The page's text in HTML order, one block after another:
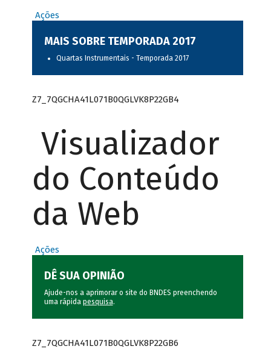
Ações
MAIS SOBRE TEMPORADA 2017
Quartas Instrumentais - Temporada 2017
Z7_7QGCHA41L071B0QGLVK8P22GB4
Visualizador
do Conteúdo
da Web
Ações
DÊ SUA OPINIÃO
Ajude-nos a aprimorar o site do BNDES preenchendo
uma rápida pesquisa.
Z7_7QGCHA41L071B0QGLVK8P22GB6